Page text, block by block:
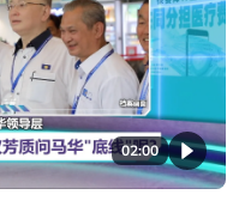
02:00